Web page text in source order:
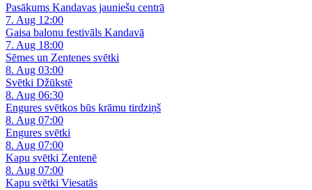
Pasākums Kandavas jauniešu centrā
7. Aug 12:00
Gaisa balonu festivāls Kandavā
7. Aug 18:00
Sēmes un Zentenes svētki
8. Aug 03:00
Svētki Džūkstē
8. Aug 06:30
Engures svētkos būs krāmu tirdziņš
8. Aug 07:00
Engures svētki
8. Aug 07:00
Kapu svētki Zentenē
8. Aug 07:00
Kapu svētki Viesatās